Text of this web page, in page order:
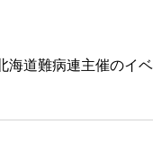
海道難病連主催のイベ